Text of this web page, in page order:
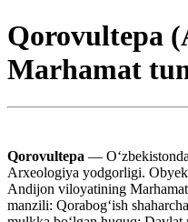
Qorovultepa
Marhamat
Qorovultepa —
Arxeologiya yodgorligi.
Andijon viloyatining
manzili: Qorabogʻish